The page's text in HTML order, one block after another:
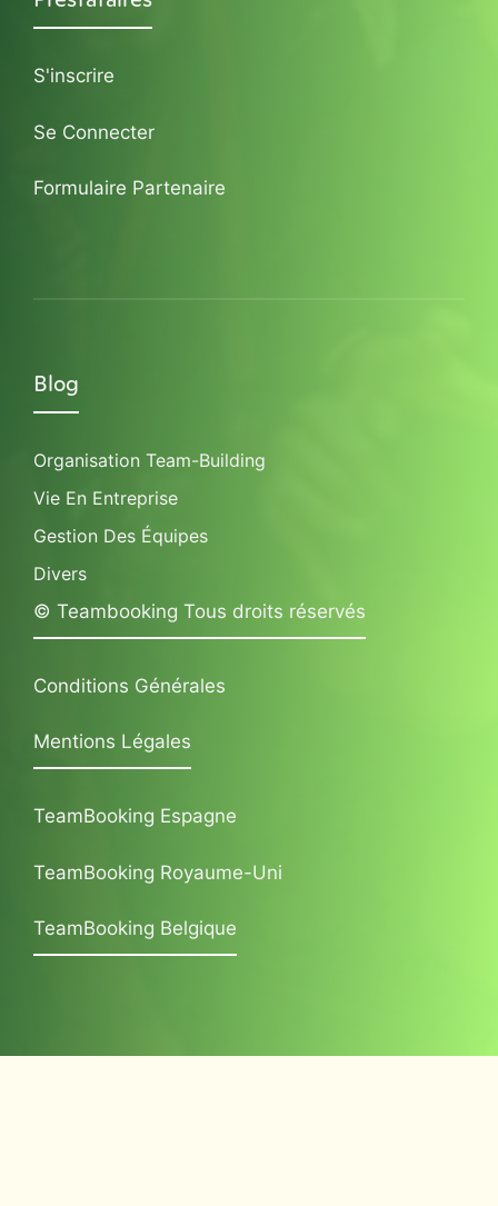
S'inscrire
Se Connecter
Formulaire Partenaire
Blog
Organisation Team-Building
Vie En Entreprise
Gestion Des Équipes
Divers
© Teambooking Tous droits réservés
Conditions Générales
Mentions Légales
TeamBooking Espagne
TeamBooking Royaume-Uni
TeamBooking Belgique